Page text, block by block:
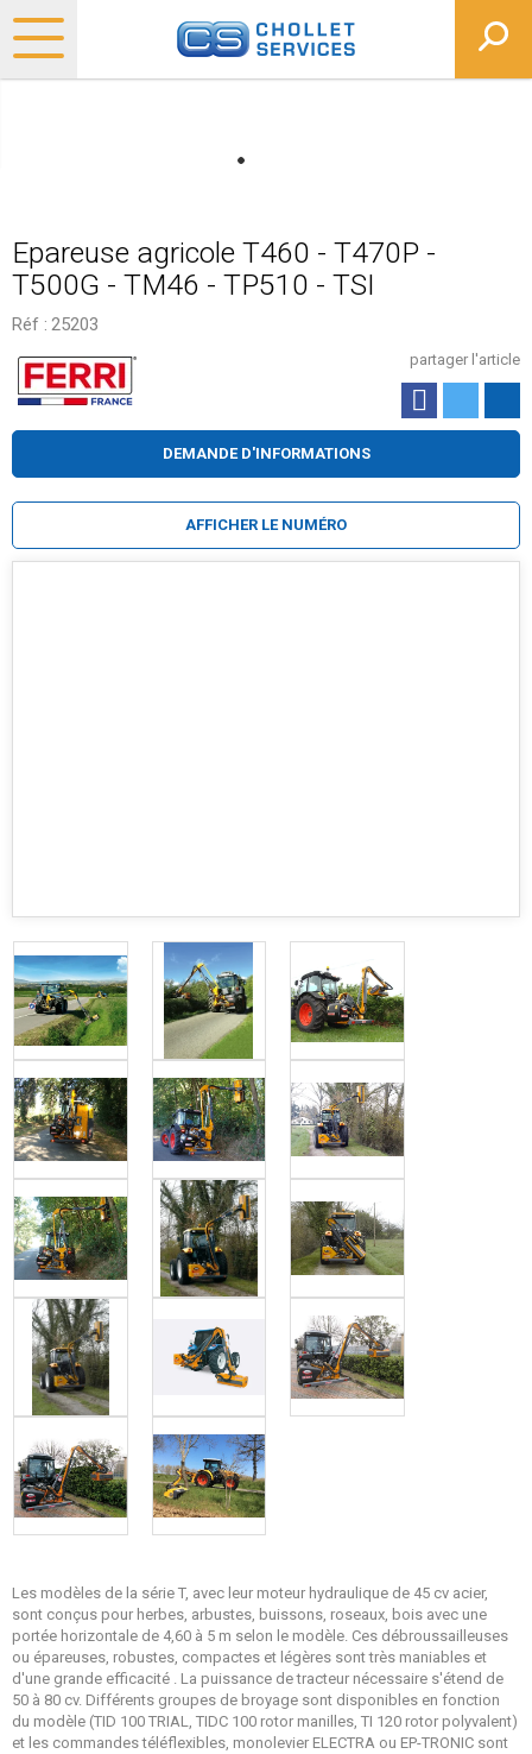
Epareuse agricole T460 - T470P -
T500G - TM46 - TP510 - TSI
Réf : 25203
partager l'article
Les modèles de la série T, avec leur moteur hydraulique de 45 cv acier,
sont conçus pour herbes, arbustes, buissons, roseaux, bois avec une
portée horizontale de 4,60 à 5 m selon le modèle. Ces débroussailleuses
ou épareuses, robustes, compactes et légères sont très maniables et
d'une grande efficacité . La puissance de tracteur nécessaire s'étend de
50 à 80 cv. Différents groupes de broyage sont disponibles en fonction
du modèle (TID 100 TRIAL, TIDC 100 rotor manilles, TI 120 rotor polyvalent)
et les commandes téléflexibles, monolevier ELECTRA ou EP-TRONIC sont
DEMANDE D'INFORMATIONS
AFFICHER LE NUMÉRO